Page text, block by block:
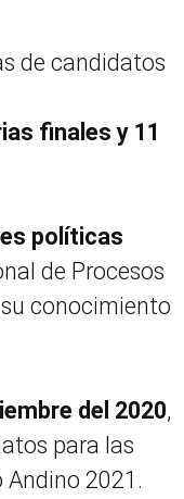
de candidatos
finales y 11
políticas
de Procesos
conocimiento
del 2020,
para las
2021.